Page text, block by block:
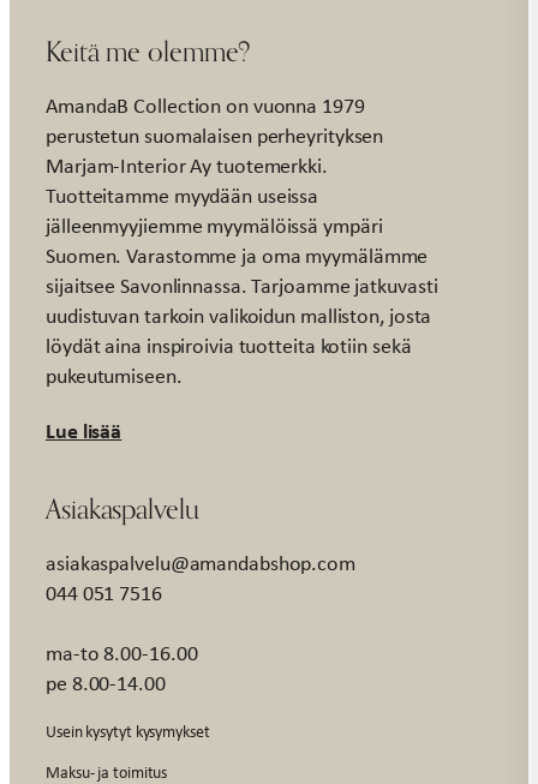
Keitä me olemme?
AmandaB Collection on vuonna 1979
perustetun suomalaisen perheyrityksen
Marjam-Interior Ay tuotemerkki.
Tuotteitamme myydään useissa
jälleenmyyjiemme myymälöissä ympäri
Suomen. Varastomme ja oma myymälämme
sijaitsee Savonlinnassa. Tarjoamme jatkuvasti
uudistuvan tarkoin valikoidun malliston, josta
löydät aina inspiroivia tuotteita kotiin sekä
pukeutumiseen.
Lue lisää
Asiakaspalvelu
asiakaspalvelu@amandabshop.com
044 051 7516
ma-to 8.00-16.00
pe 8.00-14.00
Usein kysytyt kysymykset
Maksu- ja toimitus